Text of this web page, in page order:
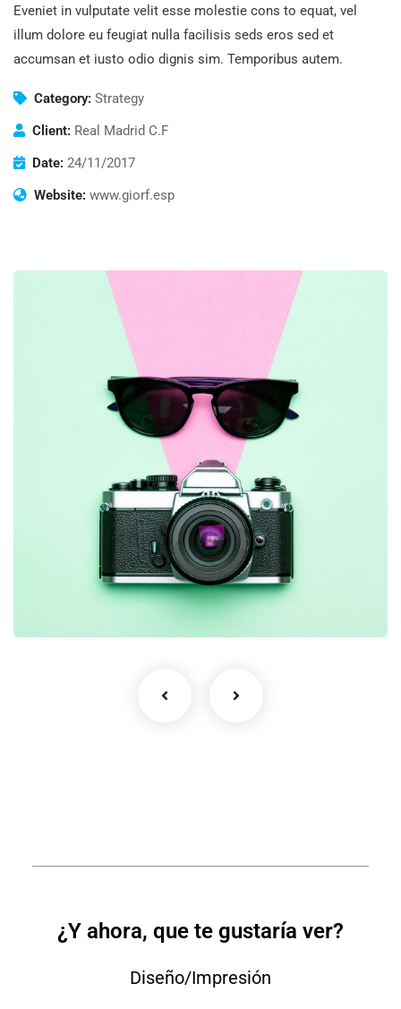
Eveniet in vulputate velit esse molestie cons to equat, vel
illum dolore eu feugiat nulla facilisis seds eros sed et
accumsan et iusto odio dignis sim. Temporibus autem.
Category: Strategy
Client: Real Madrid C.F
Date: 24/11/2017
Website: www.giorf.esp
Business Growth
Coaching
¿Y ahora, que te gustaría ver?
Diseño/Impresión